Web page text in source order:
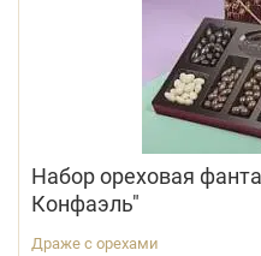
Набор ореховая
Конфаэль"
Драже с орехами